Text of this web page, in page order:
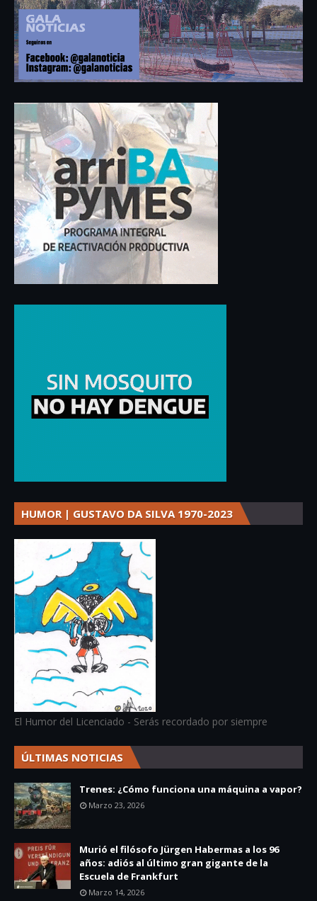
HUMOR | GUSTAVO DA SILVA 1970-2023
El Humor del Licenciado - Serás recordado por siempre
ÚLTIMAS NOTICIAS
Trenes: ¿Cómo funciona una máquina a vapor?
Marzo 23, 2026
Murió el filósofo Jürgen Habermas a los 96
años: adiós al último gran gigante de la
Escuela de Frankfurt
Marzo 14, 2026